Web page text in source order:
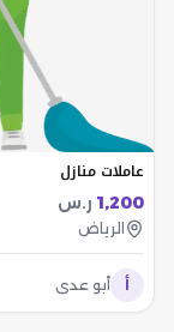
عاملات منازل
1,200 ر.س
الرياض
أ أبو عدي